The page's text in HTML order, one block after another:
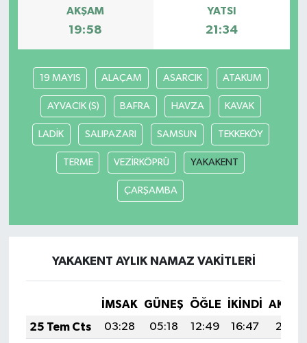
AKŞAM
19:58
YATSI
21:34
19 MAYIS ALAÇAM ASARCIK ATAKUM
AYVACIK (S) BAFRA HAVZA KAVAK
LADİK SALIPAZARI SAMSUN TEKKEKÖY
TERME VEZİRKÖPRÜ YAKAKENT
ÇARŞAMBA
YAKAKENT AYLIK NAMAZ VAKITLERI
İMSAK GÜNEŞ ÖĞLE İKINDI
25 Tem Cts
03:28 05:18 12:49 16:47
20:11